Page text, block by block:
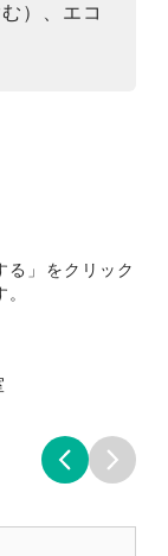
）、エコ
る」をクリック